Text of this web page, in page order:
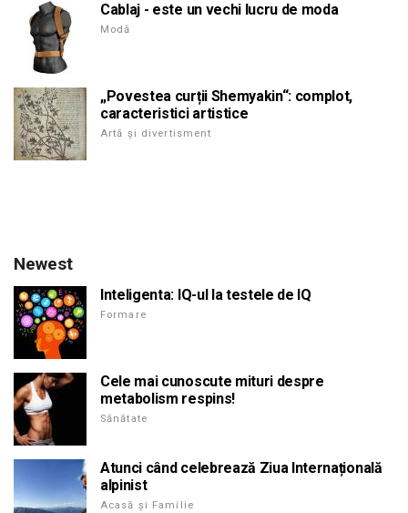
Cablaj - este un vechi lucru de moda
Modă
„Povestea curții Shemyakin“: complot,
caracteristici artistice
Artă și divertisment
Newest
Inteligenta: IQ-ul la testele de IQ
Formare
Cele mai cunoscute mituri despre
metabolism respins!
Sănătate
Atunci când celebrează Ziua Internațională
alpinist
Acasă și Familie